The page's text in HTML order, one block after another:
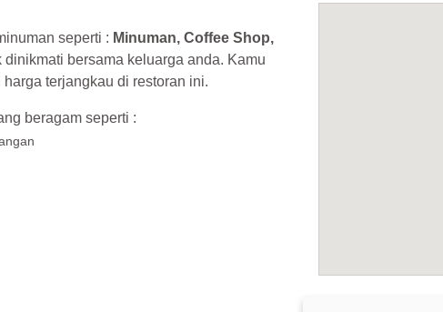
seperti : Minuman, Coffee Shop,
dinikmati bersama keluarga anda. Kamu
terjangkau di restoran ini.
beragam seperti :